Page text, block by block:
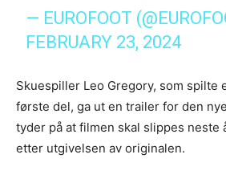
— EUROFOOT
FEBRUARY 23, 2024
Skuespiller Leo Gregory, som spilte
første del, ga ut en trailer for den
tyder på at filmen skal slippes neste
etter utgivelsen av originalen.